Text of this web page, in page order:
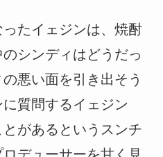
たイェジンは、焼酎
シンディはどうだっ
悪い面を引き出そう
質問するイェジン
があるというスンチ